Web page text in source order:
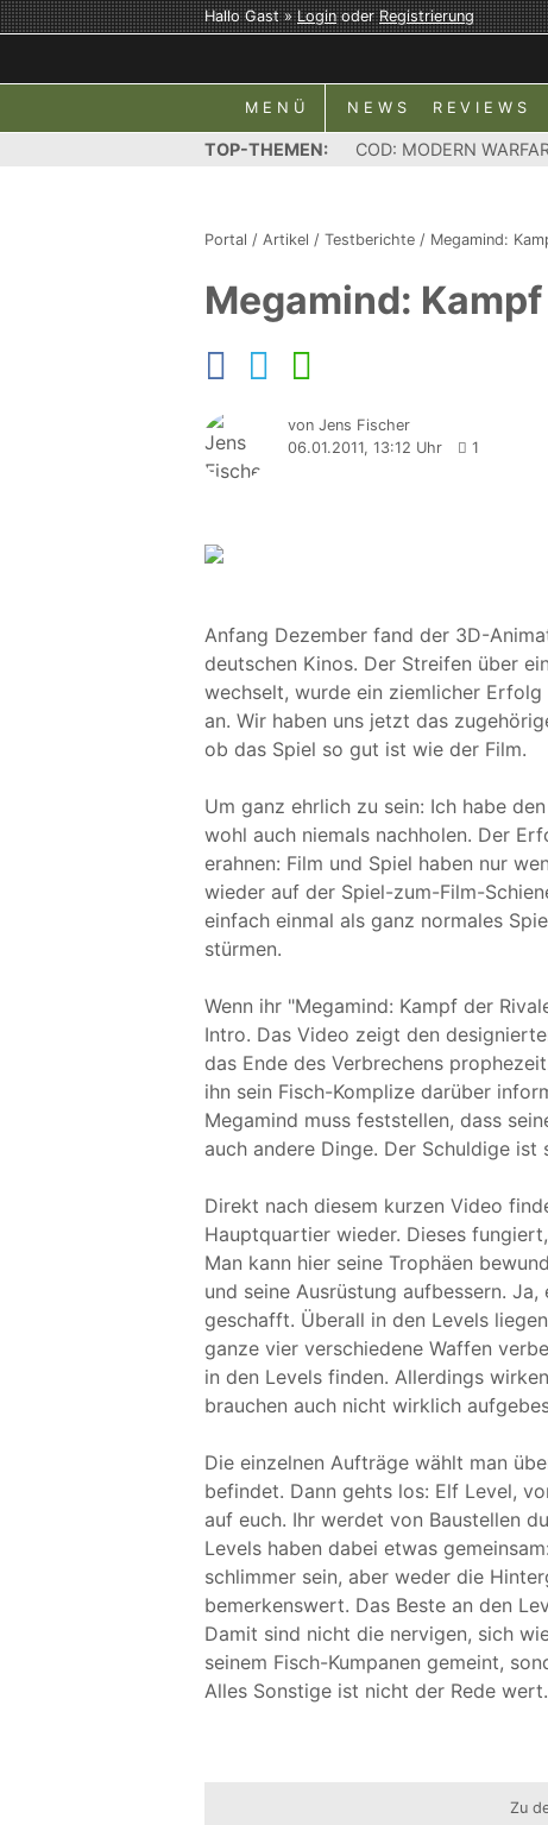
Hallo Gast »LoginoderRegistrierung
MENÜ NEWS REVIEWS
TOP-THEMEN: COD: MODERN
Portal / Artikel / Testberichte / Megamind:
Megamind:
von Jens Fischer
06.01.2011, 13:12 Uhr
1
Anfang Dezember fand der 3D-
deutschen Kinos. Der Streifen über
wechselt, wurde ein ziemlicher
an. Wir haben uns jetzt das
ob das Spiel so gut ist wie der Film.
Um ganz ehrlich zu sein: Ich habe
wohl auch niemals nachholen. Der
erahnen: Film und Spiel haben nur
wieder auf der Spiel-zum-Film-
einfach einmal als ganz normales
stürmen.
Wenn ihr "Megamind: Kampf der
Intro. Das Video zeigt den
das Ende des Verbrechens
ihn sein Fisch-Komplize darüber
Megamind muss feststellen, dass
auch andere Dinge. Der Schuldige
Direkt nach diesem kurzen Video
Hauptquartier wieder. Dieses
Man kann hier seine Trophäen
und seine Ausrüstung aufbessern.
geschafft. Überall in den Levels
ganze vier verschiedene Waffen
in den Levels finden. Allerdings
brauchen auch nicht wirklich
Die einzelnen Aufträge wählt man
befindet. Dann gehts los: Elf Level,
auf euch. Ihr werdet von Baustellen
Levels haben dabei etwas
schlimmer sein, aber weder die
bemerkenswert. Das Beste an den
Damit sind nicht die nervigen, sich
seinem Fisch-Kumpanen gemeint,
Alles Sonstige ist nicht der Rede wert.
Zu